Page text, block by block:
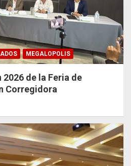
MEGALOPOLIS
de la Feria de
Corregidora